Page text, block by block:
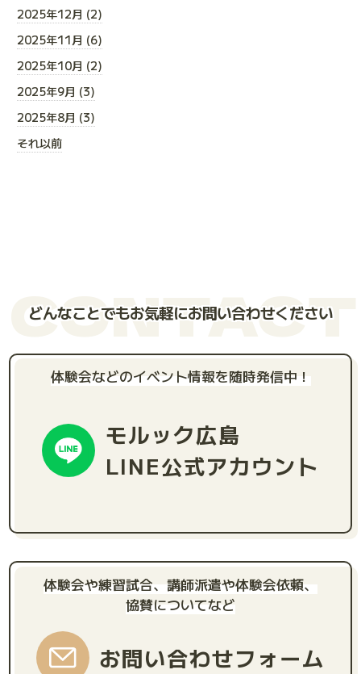
2025年12月 (2)
2025年11月 (6)
2025年10月 (2)
2025年9月 (3)
2025年8月 (3)
それ以前
CONTACT
どんなことでもお気軽にお問い合わせください
体験会などのイベント情報を随時発信中！
モルック広島
LINE公式アカウント
体験会や練習試合、講師派遣や体験会依頼、
協賛についてなど
お問い合わせフォーム